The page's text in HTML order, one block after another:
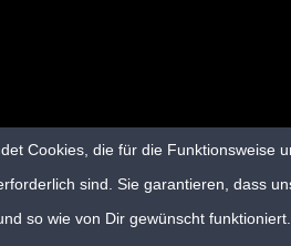
Impressum
Cookies, die für die Funktionsweise
sind. Sie garantieren, dass
so wie von Dir gewünscht funktioniert.